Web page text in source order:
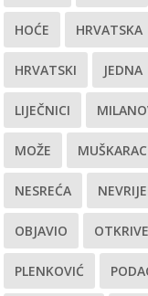
HOĆE HRVATSKA
HRVATSKI JEDNA
LIJEČNICI
MOŽE MUŠKARAC
NESREĆA
OBJAVIO
PLENKOVIĆ